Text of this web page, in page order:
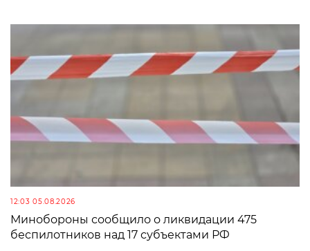
12:03 05.08.2026
Минобороны сообщило о ликвидации 475
беспилотников над 17 субъектами РФ